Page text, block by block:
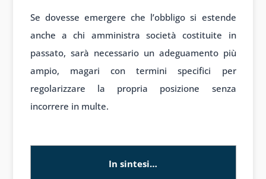
Se dovesse emergere che l’obbligo si estende
anche a chi amministra società costituite in
passato, sarà necessario un adeguamento più
ampio, magari con termini specifici per
regolarizzare la propria posizione senza
incorrere in multe.
In sintesi…